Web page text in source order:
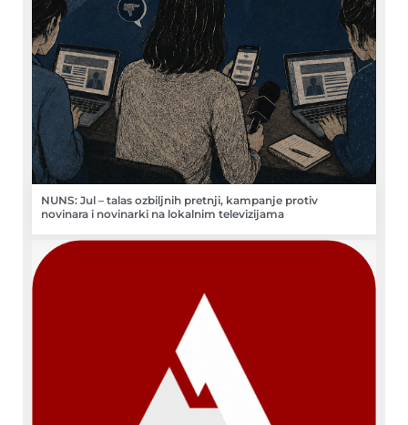
NUNS: Jul – talas ozbiljnih pretnji, kampanje protiv
novinara i novinarki na lokalnim televizijama